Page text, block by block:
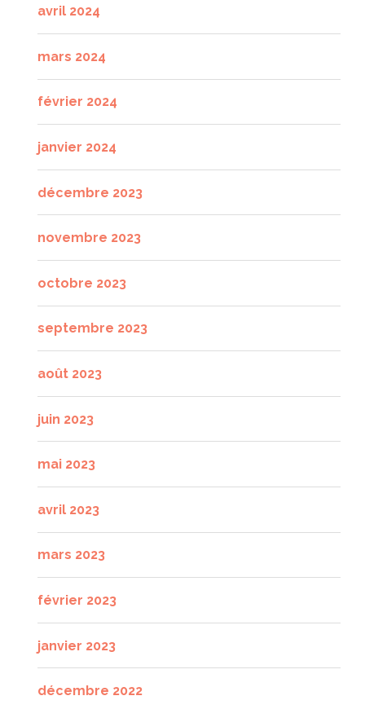
avril 2024
mars 2024
février 2024
janvier 2024
décembre 2023
novembre 2023
octobre 2023
septembre 2023
août 2023
juin 2023
mai 2023
avril 2023
mars 2023
février 2023
janvier 2023
décembre 2022